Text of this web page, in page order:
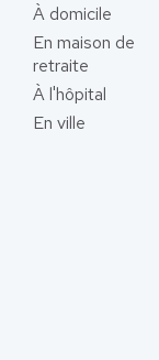
À domicile
En maison de
retraite
À l'hôpital
En ville